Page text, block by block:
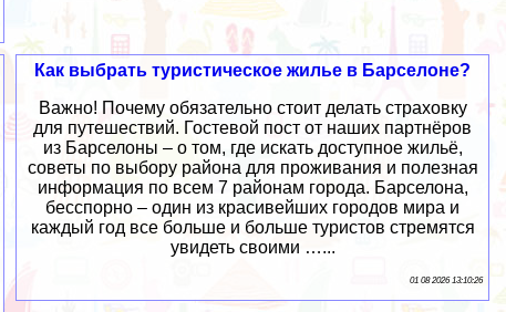
Как выбрать туристическое жилье в Барселоне?
Важно! Почему обязательно стоит делать страховку
для путешествий. Гостевой пост от наших партнёров
из Барселоны – о том, где искать доступное жильё,
советы по выбору района для проживания и полезная
информация по всем 7 районам города. Барселона,
бесспорно – один из красивейших городов мира и
каждый год все больше и больше туристов стремятся
увидеть своими …...
01 08 2026 13:10:26